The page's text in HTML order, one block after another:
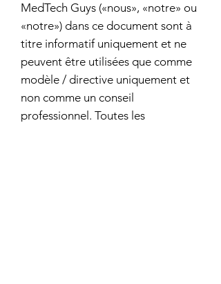
MedTech Guys («nous», «notre» ou
«notre») dans ce document sont à
titre informatif uniquement et ne
peuvent être utilisées que comme
modèle / directive uniquement et
non comme un conseil
professionnel. Toutes les